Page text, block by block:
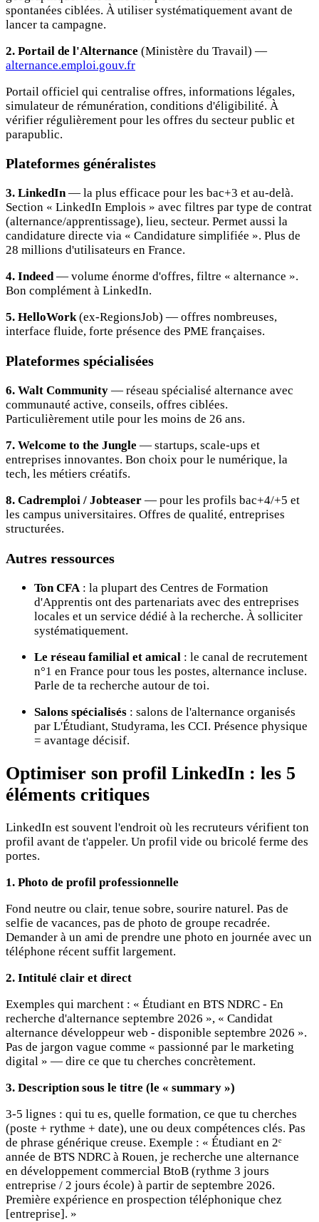
spontanées ciblées. À utiliser systématiquement avant de
lancer ta campagne.
2. Portail de l'Alternance (Ministère du Travail) —
alternance.emploi.gouv.fr
Portail officiel qui centralise offres, informations légales,
simulateur de rémunération, conditions d'éligibilité. À
vérifier régulièrement pour les offres du secteur public et
parapublic.
Plateformes généralistes
3. LinkedIn— la plus efficace pour les bac+3 et au-delà.
Section « LinkedIn Emplois » avec filtres par type de contrat
(alternance/apprentissage), lieu, secteur. Permet aussi la
candidature directe via « Candidature simplifiée ». Plus de
28 millions d'utilisateurs en France.
4. Indeed— volume énorme d'offres, filtre « alternance ».
Bon complément à LinkedIn.
5. HelloWork(ex-RegionsJob) — offres nombreuses,
interface fluide, forte présence des PME françaises.
Plateformes spécialisées
6. Walt Community — réseau spécialisé alternance avec
communauté active, conseils, offres ciblées.
Particulièrement utile pour les moins de 26 ans.
7. Welcome to the Jungle — startups, scale-ups et
entreprises innovantes. Bon choix pour le numérique, la
tech, les métiers créatifs.
8. Cadremploi / Jobteaser — pour les profils bac+4/+5 et
les campus universitaires. Offres de qualité, entreprises
structurées.
Autres ressources
Ton CFA: la plupart des Centres de Formation
d'Apprentis ont des partenariats avec des entreprises
locales et un service dédié à la recherche. À solliciter
systématiquement.
Le réseau familial et amical : le canal de recrutement
n°1 en France pour tous les postes, alternance incluse.
Parle de ta recherche autour de toi.
Salons spécialisés : salons de l'alternance organisés
par L'Étudiant, Studyrama, les CCI. Présence physique
= avantage décisif.
Optimiser son profil LinkedIn : les 5
éléments critiques
LinkedIn est souvent l'endroit où les recruteurs vérifient ton
profil avant de t'appeler. Un profil vide ou bricolé ferme des
portes.
1. Photo de profil professionnelle
Fond neutre ou clair, tenue sobre, sourire naturel. Pas de
selfie de vacances, pas de photo de groupe recadrée.
Demander à un ami de prendre une photo en journée avec un
téléphone récent suffit largement.
2. Intitulé clair et direct
Exemples qui marchent : « Étudiant en BTS NDRC - En
recherche d'alternance septembre 2026 », « Candidat
alternance développeur web - disponible septembre 2026 ».
Pas de jargon vague comme « passionné par le marketing
digital » — dire ce que tu cherches concrètement.
3. Description sous le titre (le « summary »)
3-5 lignes : qui tu es, quelle formation, ce que tu cherches
(poste + rythme + date), une ou deux compétences clés. Pas
de phrase générique creuse. Exemple : « Étudiant en 2ᵉ
année de BTS NDRC à Rouen, je recherche une alternance
en développement commercial BtoB (rythme 3 jours
entreprise / 2 jours école) à partir de septembre 2026.
Première expérience en prospection téléphonique chez
[entreprise]. »